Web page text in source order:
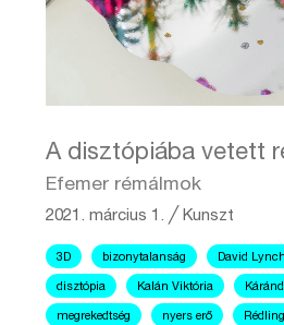
A disztópiába vetett
Efemer rémálmok
2021. március 1. ╱Kunszt
3D bizonytalanság David Lynch
disztópia Kalán Viktória
megrekedtség nyers erő